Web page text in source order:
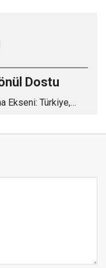
Dostu
Ekseni: Türkiye,